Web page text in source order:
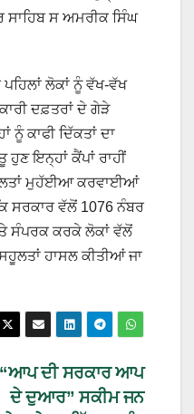
ਸ ਅਮਰੀਕ ਸਿੰਘ
ਪਹਿਲਾਂ ਲੋਕਾਂ ਨੂੰ ਵੱਖ-ਵੱਖ
ਦਫ਼ਤਰਾਂ ਦੇ ਗੇੜੇ
ਨੂੰ ਕਾਫੀ ਦਿੱਕਤਾਂ ਦਾ
ਹੁਣ ਇਨ੍ਹਾਂ ਕੈਂਪਾਂ ਰਾਹੀਂ
ਮੁਹੱਈਆ ਕਰਵਾਈਆਂ
ਸਰਕਾਰ ਵੱਲੋਂ 1076 ਨੰਬਰ
ਸੰਪਰਕ ਕਰਕੇ ਲੋਕਾਂ ਵੱਲੋਂ
ਹਾਸਲ ਕੀਤੀਆਂ ਜਾ
“ਆਪ ਦੀ ਸਰਕਾਰ ਆਪ
ਦੇ ਦੁਆਰ” ਸਕੀਮ ਜਨ